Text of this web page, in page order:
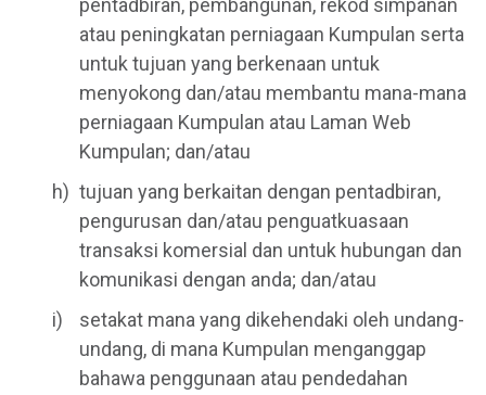
pentadbiran, pembangunan, rekod simpanan
atau peningkatan perniagaan Kumpulan serta
untuk tujuan yang berkenaan untuk
menyokong dan/atau membantu mana-mana
perniagaan Kumpulan atau Laman Web
Kumpulan; dan/atau
tujuan yang berkaitan dengan pentadbiran,
pengurusan dan/atau penguatkuasaan
transaksi komersial dan untuk hubungan dan
komunikasi dengan anda; dan/atau
setakat mana yang dikehendaki oleh undang-
undang, di mana Kumpulan menganggap
bahawa penggunaan atau pendedahan